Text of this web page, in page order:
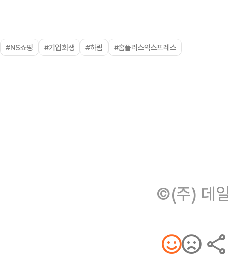
#NS쇼핑 #기업회생 #하림 #홈플러스익스프레스
©(주) 데